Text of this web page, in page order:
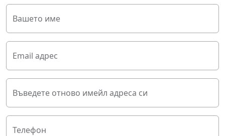
Вашето име
Email адрес
Въведете отново имейл адреса си
Телефон